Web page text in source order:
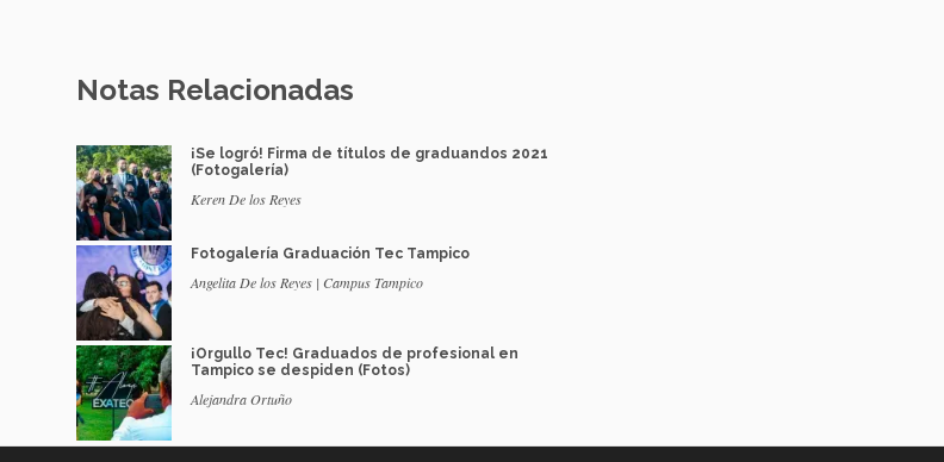
Notas Relacionadas
¡Se logró! Firma de títulos de graduandos 2021
(Fotogalería)
Keren De los Reyes
Fotogalería Graduación Tec Tampico
Angelita De los Reyes | Campus Tampico
¡Orgullo Tec! Graduados de profesional en
Tampico se despiden (Fotos)
Alejandra Ortuño